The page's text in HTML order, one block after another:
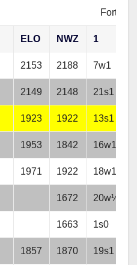
ELO NWZ 1
2153 2188 7w1
2149 2148 21s1
1923 1922 13s1
1953 1842 16w1
1971 1922 18w1
1672 20w½
1663 1s0
1857 1870 19s1